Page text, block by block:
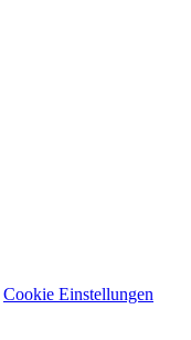
Cookie Einstellungen